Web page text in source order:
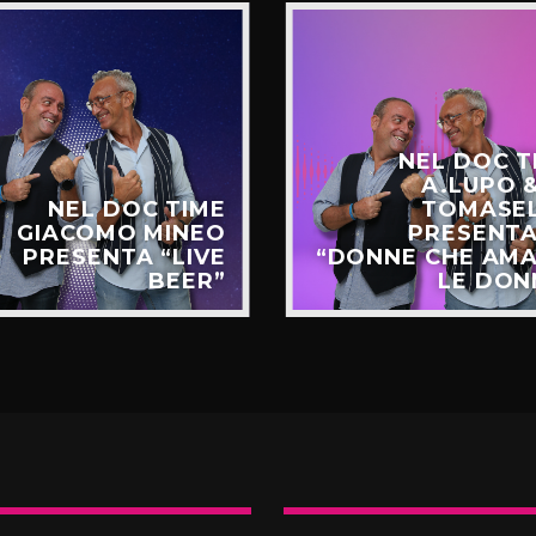
NEL DOC TIME
GIACOMO MINEO
PRESENTA “LIVE
BEER”
NEL DOC
A.LUPO
“DONNE CHE
LE